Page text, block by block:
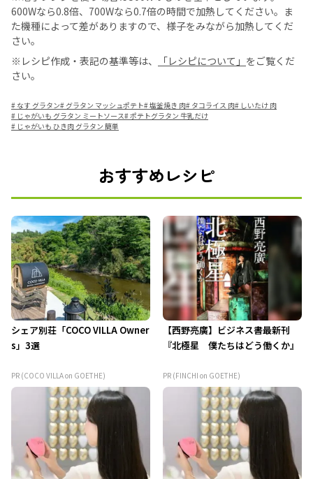
600Wなら0.8倍、700Wなら0.7倍の時間で加熱してください。ま
た機種によって差がありますので、様子をみながら加熱してくだ
さい。
※レシピ作成・表記の基準等は、
「レシピについて」 をご覧くだ
さい。
# なす グラタン# グラタン マッシュポテト#塩釜焼き 肉# タコライス 肉# しいたけ 肉
# じゃがいも グラタン ミートソース#ポテトグラタン 牛乳だけ
# じゃがいも ひき肉 グラタン 簡単
おすすめレシピ
シェア別荘「COCO VILLA Owner
s」3選
PR (COCO VILLA on GOETHE)
【西野亮廣】ビジネス書最新刊
『北極星 僕たちはどう働くか』
PR (FINCHI on GOETHE)